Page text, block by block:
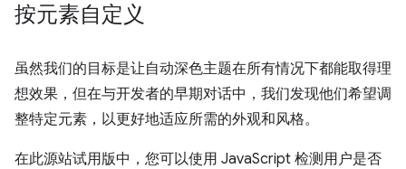
按元素自定义
虽然我们的目标是让自动深色主题在所有情况下都能取得理
想效果，但在与开发者的早期对话中，我们发现他们希望调
整特定元素，以更好地适应所需的外观和风格。
在此源站试用版中，您可以使用 JavaScript 检测用户是否